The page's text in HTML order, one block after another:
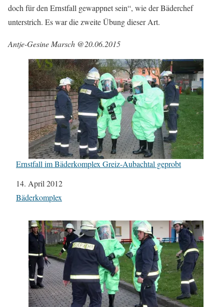
doch für den Ernstfall gewappnet sein“, wie der Bäderchef
unterstrich. Es war die zweite Übung dieser Art.
Antje-Gesine Marsch @20.06.2015
Ernstfall im Bäderkomplex Greiz-Aubachtal geprobt
Datum
14. April 2012
In Bezug auf
Bäderkomplex